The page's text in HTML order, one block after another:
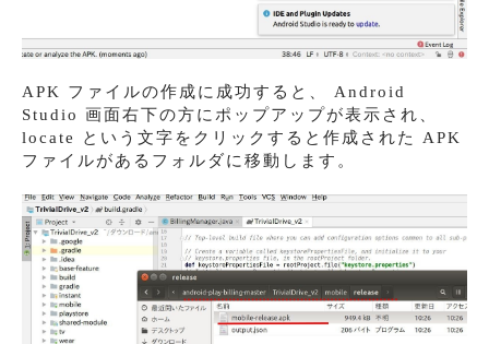
APK ファイルの作成に成功すると、 Android
Studio 画面右下の方にポップアップが表示され、
locate という文字をクリックすると作成された APK
ファイルがあるフォルダに移動します。